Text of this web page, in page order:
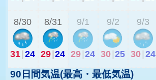
8/30
31 24
8/31
29 24
9/1
29 24
9/2
30 25
9/3
30 24
90日間気温(最高・最低気温)